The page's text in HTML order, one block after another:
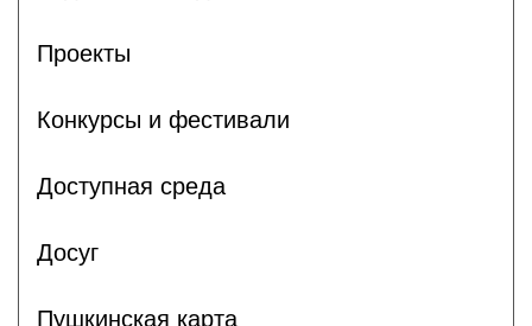
Проекты
Конкурсы и фестивали
Доступная среда
Досуг
Пушкинская карта